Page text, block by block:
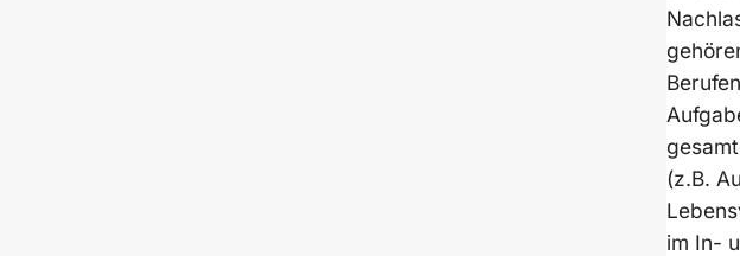
(z.B.
im In-